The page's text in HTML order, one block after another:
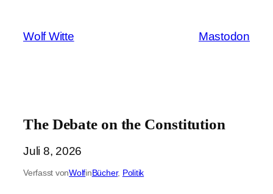
springen
Wolf Witte Mastodon
The Debate on the Constitution
Juli 8, 2026
Verfasst vonWolfinBücher, Politik